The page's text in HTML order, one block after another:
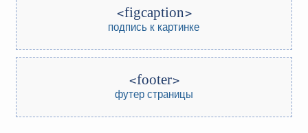
figcaption
подпись к картинке
footer
футер страницы